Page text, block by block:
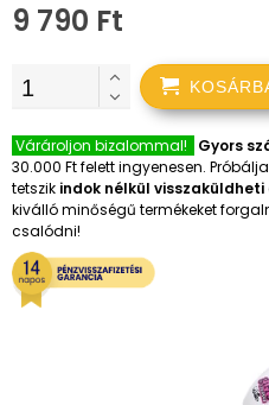
9 790 Ft
Várároljon bizalommal!
Gyors
30.000 Ft felett ingyenesen.
tetszik indok nélkül visszaküldheti
kiválló minőségű termékeket
csalódni!